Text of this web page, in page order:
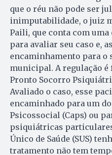
que o réu não pode ser
inimputabilidade, o juiz
Paili, que conta com
para avaliar seu caso e,
encaminhamento para o
municipal. A regulação é
Pronto Socorro
Avaliado o caso, esse
encaminhado para um
Psicossocial (Caps) ou
psiquiátricas
Único de Saúde (SUS)
tratamento não tem